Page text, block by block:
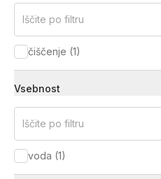
Iščite po filtru
čiščenje (1)
Vsebnost
Iščite po filtru
voda (1)